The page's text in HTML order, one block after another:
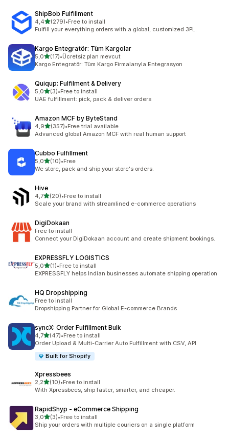
ShipBob Fulfillment
4,4na 5 gwiazdek
(279)
Łączna liczba recenzji: 279
•Free to install
Fulfill your everything orders with a global, customized 3PL.
Kargo Entegratör: Tüm Kargolar
5,0na 5 gwiazdek
(17)
Łączna liczba recenzji: 17
•Ücretsiz plan mevcut
Kargo Entegratör: Tüm Kargo Firmalarıyla Entegrasyon
Quiqup: Fulfilment & Delivery
5,0na 5 gwiazdek
(3)
Łączna liczba recenzji: 3
•Free to install
UAE fulfillment: pick, pack & deliver orders
Amazon MCF by ByteStand
4,9na 5 gwiazdek
(357)
Łączna liczba recenzji: 357
•Free trial available
Advanced global Amazon MCF with real human support
Cubbo Fulfillment
5,0na 5 gwiazdek
(10)
Łączna liczba recenzji: 10
•Free
We store, pack and ship your store's orders.
Hive
4,7na 5 gwiazdek
(20)
Łączna liczba recenzji: 20
•Free to install
Scale your brand with streamlined e-commerce operations
DigiDokaan
Free to install
Connect your DigiDokaan account and create shipment bookings.
EXPRESSFLY LOGISTICS
5,0na 5 gwiazdek
(1)
Łączna liczba recenzji: 1
•Free to install
EXPRESSFLY helps Indian businesses automate shipping operation
HQ Dropshipping
Free to install
Dropshipping Partner for Global E-commerce Brands
syncX: Order Fulfillment Bulk
4,7na 5 gwiazdek
(47)
Łączna liczba recenzji: 47
•Free to install
Order Upload & Multi-Carrier Auto Fulfillment with CSV, API
Built for Shopify
Xpressbees
2,2na 5 gwiazdek
(10)
Łączna liczba recenzji: 10
•Free to install
With Xpressbees, ship faster, smarter, and cheaper.
RapidShyp ‑ eCommerce Shipping
3,0na 5 gwiazdek
(3)
Łączna liczba recenzji: 3
•Free to install
Ship your orders with multiple couriers on a single platform